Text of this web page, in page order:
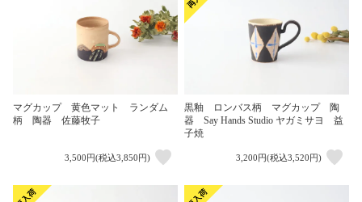
マグカップ 黄色マット ランダム
柄 陶器 佐藤牧子
3,500円(税込3,850円)
黒釉 ロンバス柄 マグカップ 陶
器 Say Hands Studio ヤガミサヨ 益
子焼
3,200円(税込3,520円)